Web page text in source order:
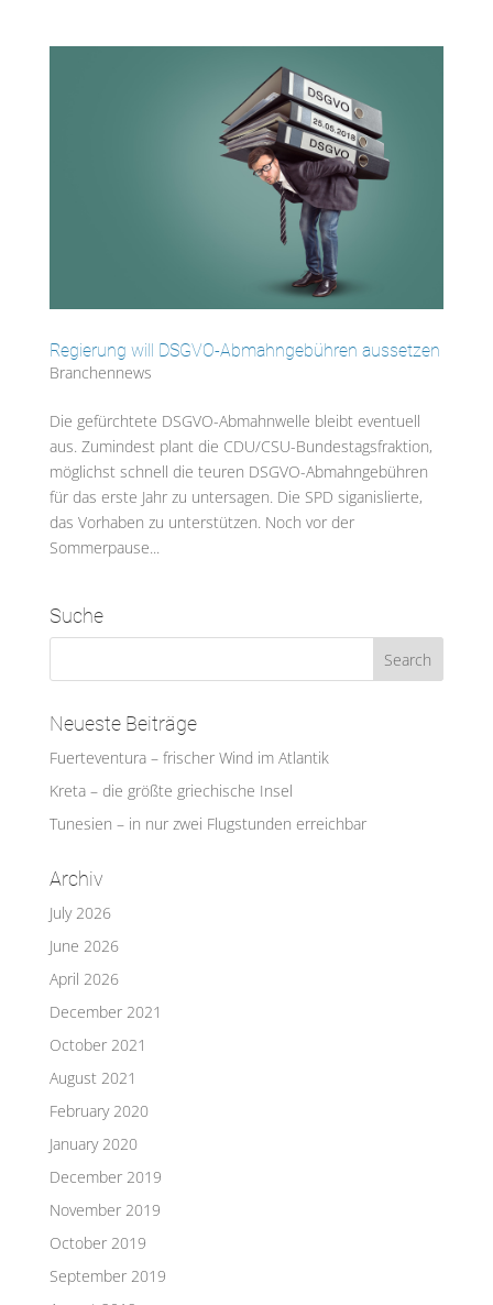
Regierung will DSGVO-Abmahngebühren aussetzen
Branchennews
Die gefürchtete DSGVO-Abmahnwelle bleibt eventuell
aus. Zumindest plant die CDU/CSU-Bundestagsfraktion,
möglichst schnell die teuren DSGVO-Abmahngebühren
für das erste Jahr zu untersagen. Die SPD siganislierte,
das Vorhaben zu unterstützen. Noch vor der
Sommerpause...
Suche
Neueste Beiträge
Fuerteventura – frischer Wind im Atlantik
Kreta – die größte griechische Insel
Tunesien – in nur zwei Flugstunden erreichbar
Archiv
July 2026
June 2026
April 2026
December 2021
October 2021
August 2021
February 2020
January 2020
December 2019
November 2019
October 2019
September 2019